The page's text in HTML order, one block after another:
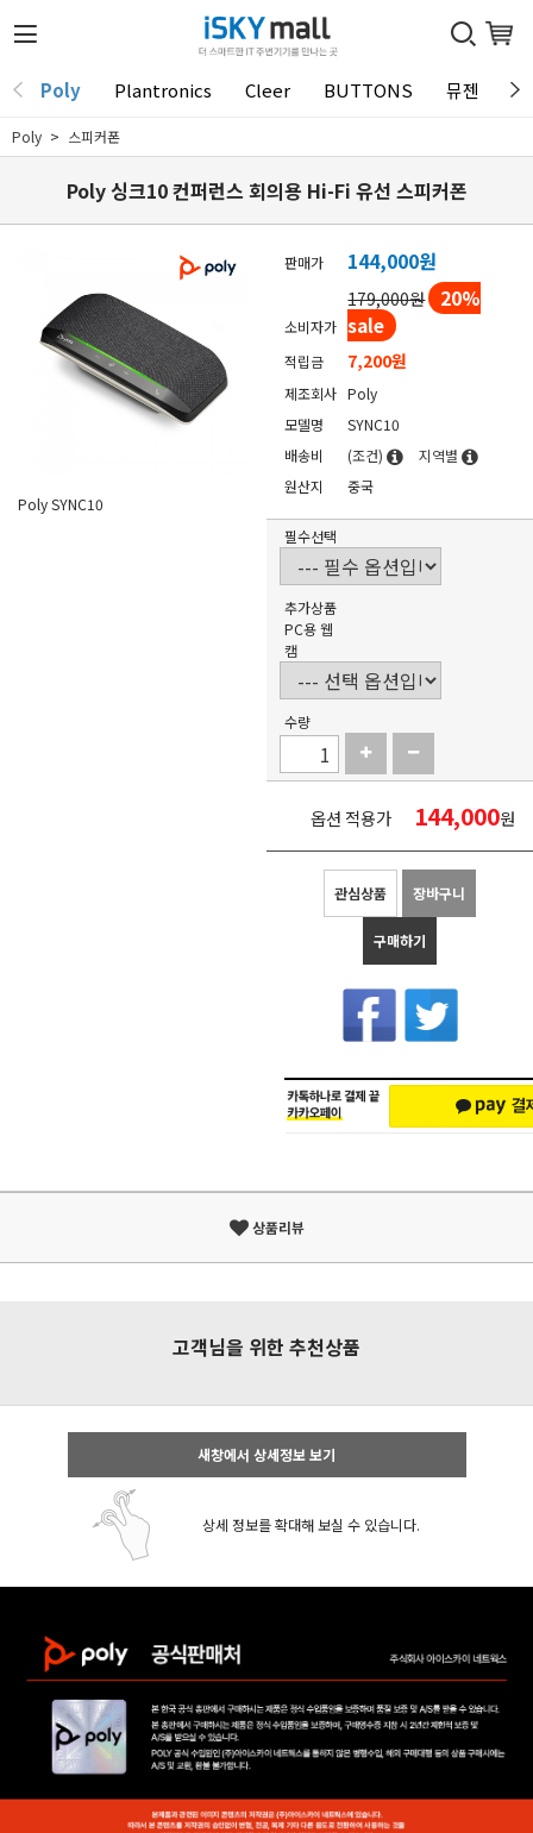
Poly Plantronics Cleer BUTTONS 뮤젠
Poly 스피커폰
Poly 싱크10 컨퍼런스 회의용 Hi-Fi 유선 스피커폰
Poly SYNC10
판매가 144,000원
소비자가
179,000원 20%
sale
적립금 7,200원
제조회사 Poly
모델명
SYNC10
배송비
(조건)
지역별
원산지
중국
필수선택
추가상품
PC용 웹
캠
수량
옵션 적용가 144,000원
관심상품 장바구니
구매하기
상품리뷰
고객님을 위한 추천상품
새창에서 상세정보 보기
상세 정보를 확대해 보실 수 있습니다.